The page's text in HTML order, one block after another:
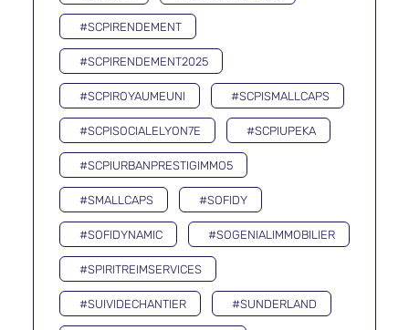
#SCPIRENDEMENT
#SCPIRENDEMENT2025
#SCPIROYAUMEUNI #SCPISMALLCAPS
#SCPISOCIALELYON7E #SCPIUPEKA
#SCPIURBANPRESTIGIMMO5
#SMALLCAPS #SOFIDY
#SOFIDYNAMIC #SOGENIALIMMOBILIER
#SPIRITREIMSERVICES
#SUIVIDECHANTIER #SUNDERLAND